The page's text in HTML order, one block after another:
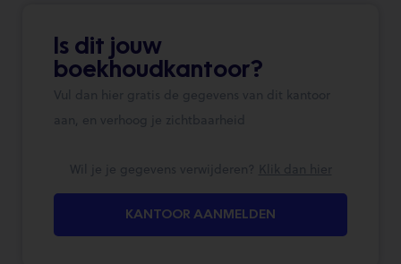
Is dit jouw
boekhoudkantoor?
Vul dan hier gratis de gegevens van dit kantoor
aan, en verhoog je zichtbaarheid
Wil je je gegevens verwijderen? Klik dan hier
KANTOOR AANMELDEN